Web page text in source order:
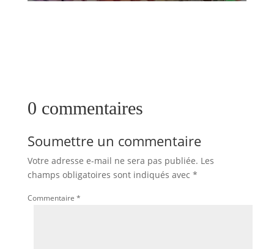
0 commentaires
Soumettre un commentaire
Votre adresse e-mail ne sera pas publiée. Les
champs obligatoires sont indiqués avec *
Commentaire *